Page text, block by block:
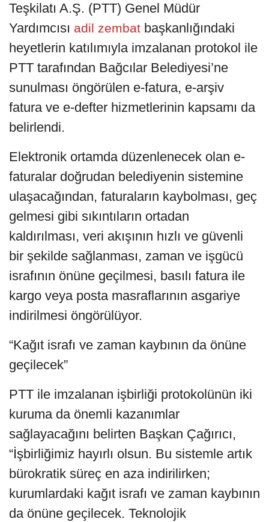
Teşkilatı A.Ş. (PTT) Genel Müdür
Yardımcısı adil zembat başkanlığındaki
heyetlerin katılımıyla imzalanan protokol ile
PTT tarafından Bağcılar Belediyesi’ne
sunulması öngörülen e-fatura, e-arşiv
fatura ve e-defter hizmetlerinin kapsamı da
belirlendi.
Elektronik ortamda düzenlenecek olan e-
faturalar doğrudan belediyenin sistemine
ulaşacağından, faturaların kaybolması, geç
gelmesi gibi sıkıntıların ortadan
kaldırılması, veri akışının hızlı ve güvenli
bir şekilde sağlanması, zaman ve işgücü
israfının önüne geçilmesi, basılı fatura ile
kargo veya posta masraflarının asgariye
indirilmesi öngörülüyor.
“Kağıt israfı ve zaman kaybının da önüne
geçilecek”
PTT ile imzalanan işbirliği protokolünün iki
kuruma da önemli kazanımlar
sağlayacağını belirten Başkan Çağırıcı,
“İşbirliğimiz hayırlı olsun. Bu sistemle artık
bürokratik süreç en aza indirilirken;
kurumlardaki kağıt israfı ve zaman kaybının
da önüne geçilecek. Teknolojik